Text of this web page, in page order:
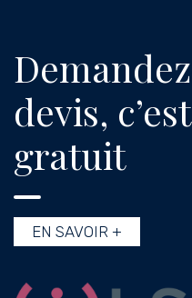
devis,
gratuit
EN SAVOIR +